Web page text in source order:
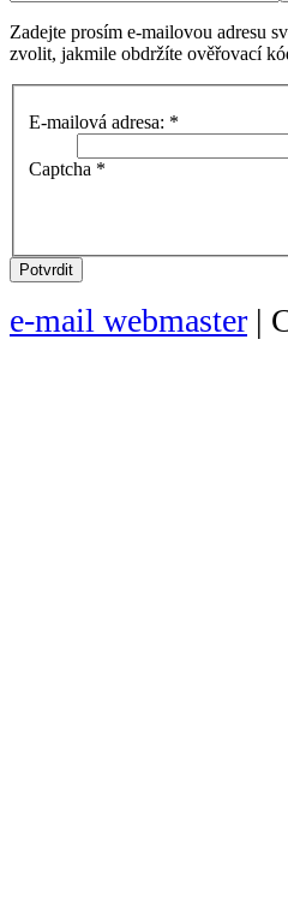
Zadejte prosím e-mailovou adresu
zvolit, jakmile obdržíte ověřovací
E-mailová adresa: *
Captcha *
Potvrdit
e-mail webmaster |